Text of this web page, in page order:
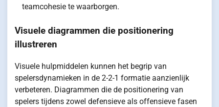
teamcohesie te waarborgen.
Visuele diagrammen die positionering
illustreren
Visuele hulpmiddelen kunnen het begrip van
spelersdynamieken in de 2-2-1 formatie aanzienlijk
verbeteren. Diagrammen die de positionering van
spelers tijdens zowel defensieve als offensieve fasen